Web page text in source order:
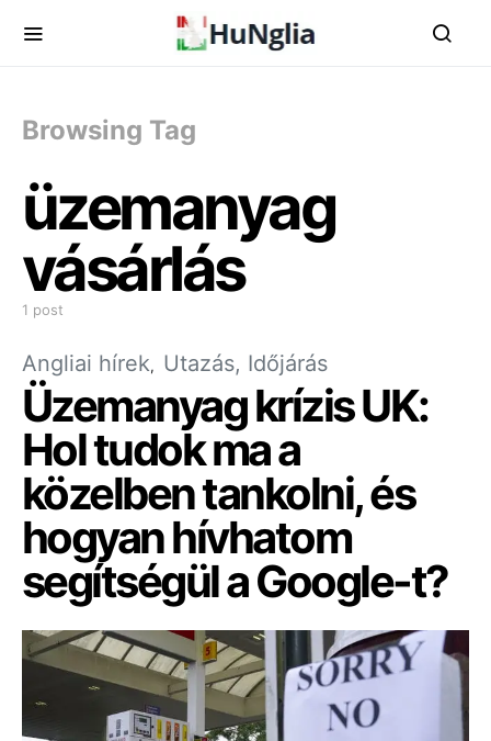
Browsing Tag
üzemanyag
vásárlás
1 post
Angliai hírek Utazás, Időjárás
Üzemanyag krízis UK:
Hol tudok ma a
közelben tankolni, és
hogyan hívhatom
segítségül a Google-t?